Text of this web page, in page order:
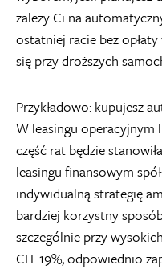
zależy Ci na
ostatniej racie bez
się przy droższych
Przykładowo: kupujesz
W leasingu
część rat będzie
leasingu finansowym
indywidualną strategię
bardziej korzystny
szczególnie przy
CIT 19%, odpowiednio